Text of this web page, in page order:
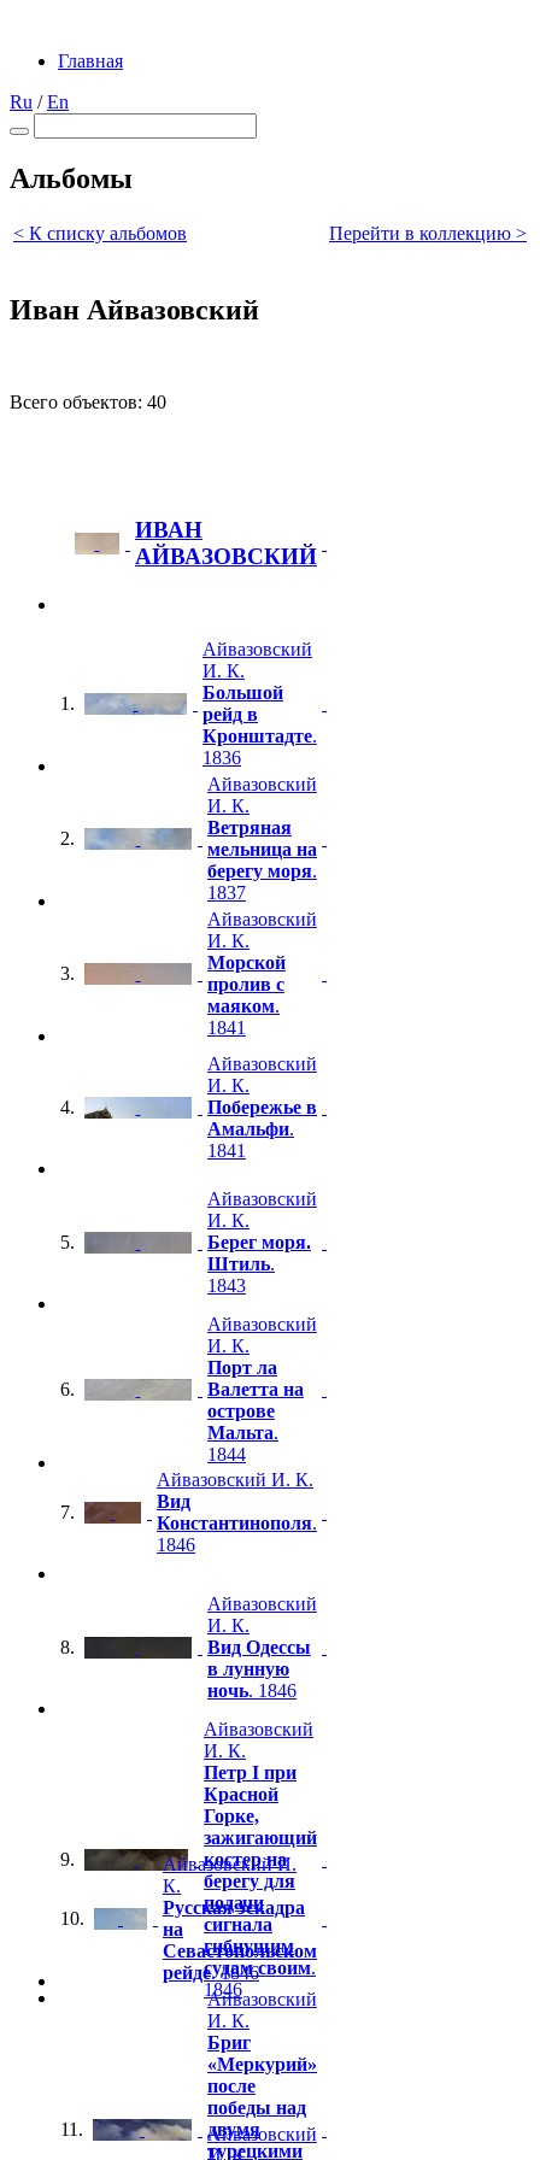
Главная
Ru /En
Альбомы
< К списку альбомов Перейти в коллекцию >
Иван Айвазовский
Всего объектов: 40
ИВАН
АЙВАЗОВСКИЙ
1.
Айвазовский
И. К.
Большой
рейд в
Кронштадте.
1836
2.
Айвазовский
И. К.
Ветряная
мельница на
берегу моря.
1837
3.
Айвазовский
И. К.
Морской
пролив с
маяком.
1841
4.
Айвазовский
И. К.
Побережье в
Амальфи.
1841
5.
Айвазовский
И. К.
Берег моря.
Штиль.
1843
6.
Айвазовский
И. К.
Порт ла
Валетта на
острове
Мальта.
1844
7.
Айвазовский И. К.
Вид
Константинополя.
1846
8.
Айвазовский
И. К.
Вид Одессы
в лунную
ночь. 1846
9.
Айвазовский
И. К.
Петр I при
Красной
Горке,
зажигающий
костер на
берегу для
подачи
сигнала
гибнущим
судам своим.
1846
10.
Айвазовский И.
К.
Русская эскадра
на
Севастопольском
рейде. 1846
11.
Айвазовский
И. К.
Бриг
«Меркурий»
после
победы над
двумя
турецкими
Айвазовский
И. К.